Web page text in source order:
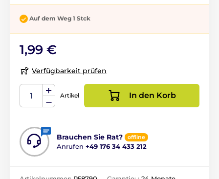
Auf dem Weg 1 Stck
1,99 €
Verfügbarkeit prüfen
Artikel In den Korb
Brauchen Sie Rat? offline
Anrufen +49 176 34 433 212